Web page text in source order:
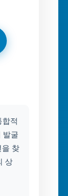
합적
발굴
을 찾
상